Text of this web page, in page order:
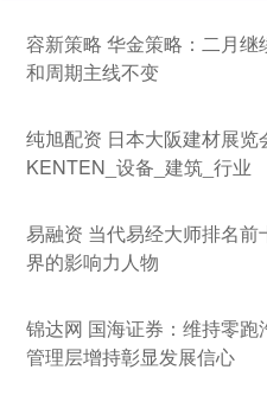
容新策略 华金策略：二月继
和周期主线不变
纯旭配资 日本大阪建材展览
KENTEN_设备_建筑_行业
易融资 当代易经大师排名前
界的影响力人物
锦达网 国海证券：维持零跑
管理层增持彰显发展信心